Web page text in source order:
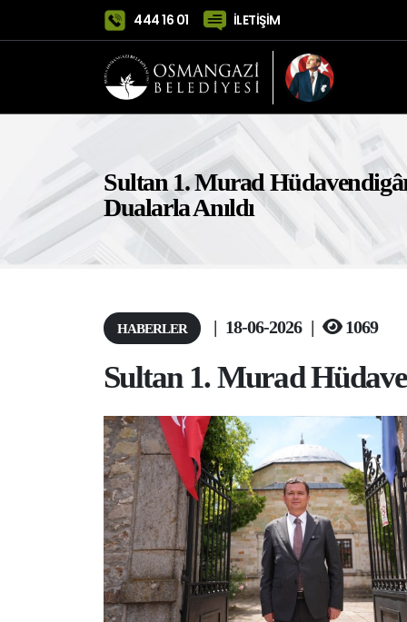
444 16 01 İLETİŞİM
Sultan 1. Murad
Dualarla Anıldı
HABERLER | 18-06-2026 | 1069
Sultan 1. Murad